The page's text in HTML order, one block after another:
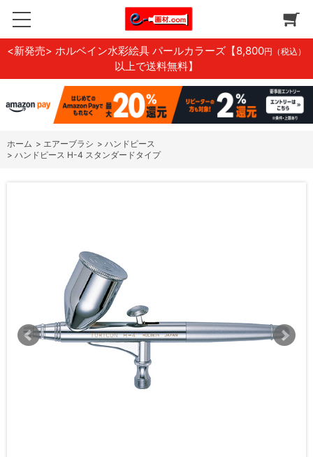
<新発売> ホルベイン水彩絵具 パールカラーズ 【8,800円（税込）
以上で送料無料】
ホーム > エアーブラシ > ハンドピース
> ハンドピース H-4 スタンダードタイプ